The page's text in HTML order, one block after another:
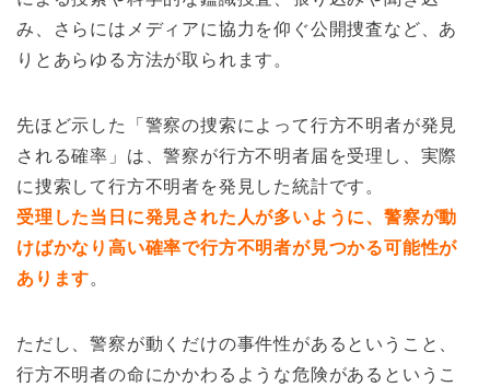
み、さらにはメディアに協力を仰ぐ公開捜査など、あ
りとあらゆる方法が取られます。
先ほど示した「警察の捜索によって行方不明者が発見
される確率」は、警察が行方不明者届を受理し、実際
に捜索して行方不明者を発見した統計です。
受理した当日に発見された人が多いように、警察が動
けばかなり高い確率で行方不明者が見つかる可能性が
あります。
ただし、警察が動くだけの事件性があるということ、
行方不明者の命にかかわるような危険があるというこ